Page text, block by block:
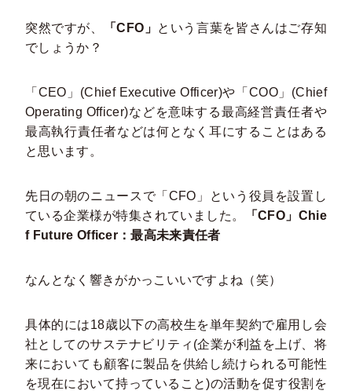
突然ですが、 「CFO」 という言葉を皆さんはご存知
でしょうか？
「CEO」(Chief Executive Officer)や「COO」(Chief
Operating Officer)などを意味する最高経営責任者や
最高執行責任者などは何となく耳にすることはある
と思います。
先日の朝のニュースで「CFO」という役員を設置し
ている企業様が特集されていました。
「CFO」Chie
f Future Officer：最高未来責任者
なんとなく響きがかっこいいですよね（笑）
具体的には18歳以下の高校生を単年契約で雇用し会
社としてのサステナビリティ(企業が利益を上げ、将
来においても顧客に製品を供給し続けられる可能性
を現在において持っていること)の活動を促す役割を